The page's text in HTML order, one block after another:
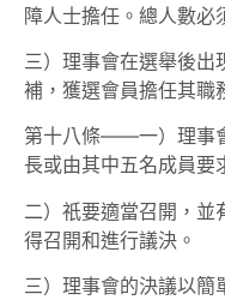
障人士擔任。總人數必
三）理事會在選舉後
補，獲選會員擔任其職
第十八條——一）理事
長或由其中五名成員要
二）祇要適當召開，並
得召開和進行議決。
三）理事會的決議以簡